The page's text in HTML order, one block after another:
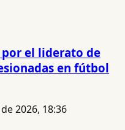
por el liderato de
en fútbol
2026, 18:36